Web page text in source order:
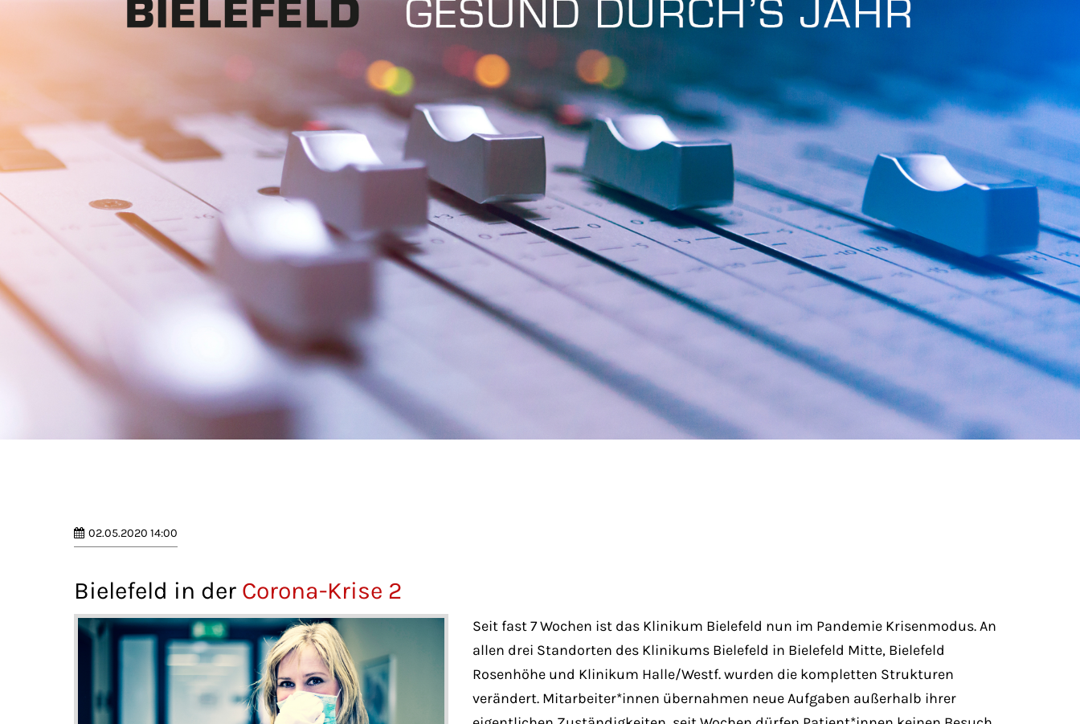
Mon - Fri 8:00am - 5:00pm
(GMT +1)
02.05.2020 14:00
Bielefeld in der Corona-Krise 2
Seit fast 7 Wochen ist das Klinikum Bielefeld nun im Pandemie Krisenmodus. An
allen drei Standorten des Klinikums Bielefeld in Bielefeld Mitte, Bielefeld
Rosenhöhe und Klinikum Halle/Westf. wurden die kompletten Strukturen
verändert. Mitarbeiter*innen übernahmen neue Aufgaben außerhalb ihrer